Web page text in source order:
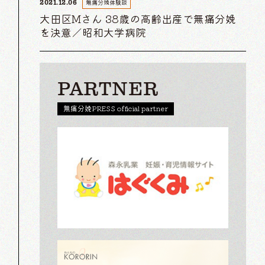
2021.12.06 無痛分娩体験談
大田区Mさん 38歳の高齢出産で無痛分娩
を決意／昭和大学病院
PARTNER
無痛分娩PRESS official partner